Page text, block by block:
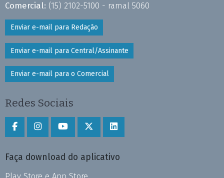
Comercial: (15) 2102-5100 - ramal 5060
Enviar e-mail para Redação
Enviar e-mail para Central/Assinante
Enviar e-mail para o Comercial
Redes Sociais
Faça download do aplicativo
Play Store e App Store